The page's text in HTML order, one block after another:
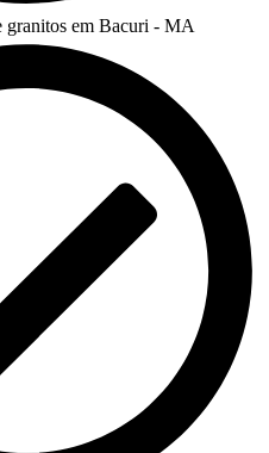
granitos em Bacuri - MA